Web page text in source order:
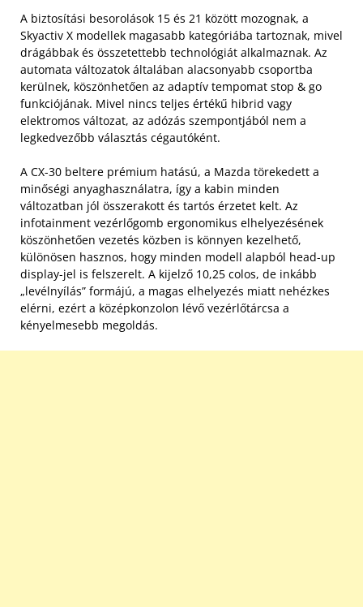
A biztosítási besorolások 15 és 21 között mozognak, a
Skyactiv X modellek magasabb kategóriába tartoznak, mivel
drágábbak és összetettebb technológiát alkalmaznak. Az
automata változatok általában alacsonyabb csoportba
kerülnek, köszönhetően az adaptív tempomat stop & go
funkciójának. Mivel nincs teljes értékű hibrid vagy
elektromos változat, az adózás szempontjából nem a
legkedvezőbb választás cégautóként.
A CX-30 beltere prémium hatású, a Mazda törekedett a
minőségi anyaghasználatra, így a kabin minden
változatban jól összerakott és tartós érzetet kelt. Az
infotainment vezérlőgomb ergonomikus elhelyezésének
köszönhetően vezetés közben is könnyen kezelhető,
különösen hasznos, hogy minden modell alapból head-up
display-jel is felszerelt. A kijelző 10,25 colos, de inkább
„levélnyílás” formájú, a magas elhelyezés miatt nehézkes
elérni, ezért a középkonzolon lévő vezérlőtárcsa a
kényelmesebb megoldás.